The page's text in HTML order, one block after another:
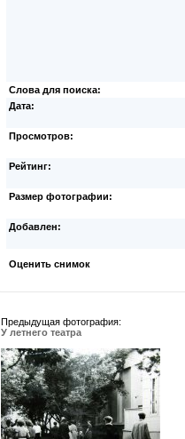
Слова для поиска:
Дата:
Просмотров:
Рейтинг:
Размер фотографии:
Добавлен:
Оценить снимок
Предыдущая фотография:
У летнего театра